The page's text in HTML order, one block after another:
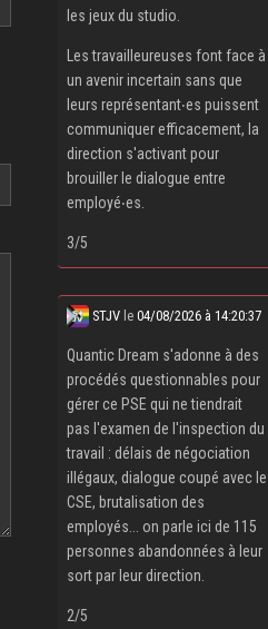
les jeux du studio.
Les travailleureuses font face à
un avenir incertain sans que
leurs représentant‧es puissent
communiquer efficacement, la
direction s'activant pour
brouiller le dialogue entre
employé‧es.
3/5
STJV le04/08/2026 à 14:20:37
Quantic Dream s'adonne à des
procédés questionnables pour
gérer ce PSE qui ne tiendrait
pas l'examen de l'inspection du
travail : délais de négociation
illégaux, dialogue coupé avec le
CSE, brutalisation des
employés... on parle ici de 115
personnes abandonnées à leur
sort par leur direction.
2/5